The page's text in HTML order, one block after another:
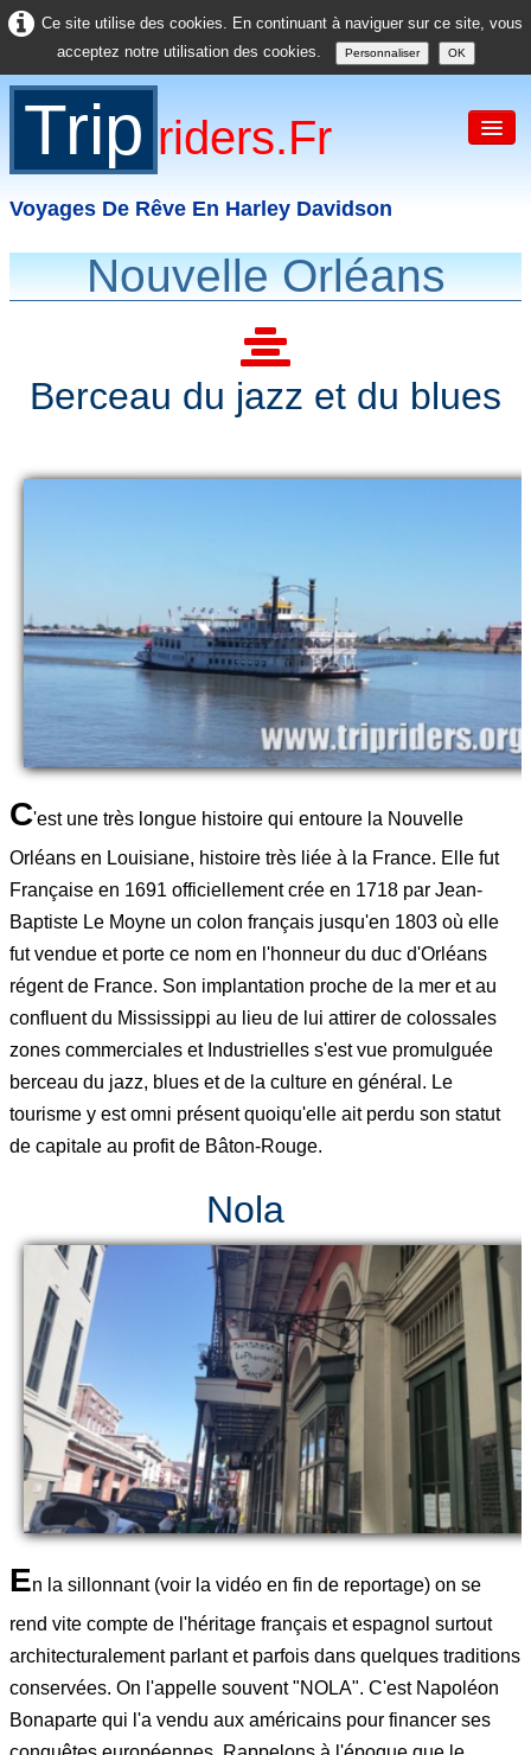
Ce site utilise des cookies. En continuant à naviguer sur ce site, vous
acceptez notre utilisation des cookies.
Personnaliser OK
Trip Riders.fr
Voyages De Rêve En Harley Davidson
Accueil
USA
Nouvelle Orléans
Berceau du jazz et du blues
C'est une très longue histoire qui entoure la Nouvelle
Orléans en Louisiane, histoire très liée à la France. Elle fut
Française en 1691 officiellement crée en 1718 par Jean-
Baptiste Le Moyne un colon français jusqu'en 1803 où elle
fut vendue et porte ce nom en l'honneur du duc d'Orléans
régent de France. Son implantation proche de la mer et au
confluent du Mississippi au lieu de lui attirer de colossales
zones commerciales et Industrielles s'est vue promulguée
berceau du jazz, blues et de la culture en général. Le
tourisme y est omni présent quoiqu'elle ait perdu son statut
de capitale au profit de Bâton-Rouge.
Nola
En la sillonnant (voir la vidéo en fin de reportage) on se
rend vite compte de l'héritage français et espagnol surtout
architecturalement parlant et parfois dans quelques traditions
conservées. On l'appelle souvent "NOLA". C'est Napoléon
Bonaparte qui l'a vendu aux américains pour financer ses